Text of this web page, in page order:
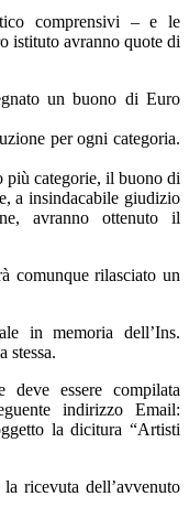
comprensivi – e le
istituto avranno quote di
un buono di Euro
per ogni categoria.
più categorie, il buono di
a insindacabile giudizio
avranno ottenuto il
comunque rilasciato un
in memoria dell’Ins.
stessa.
essere compilata
indirizzo Email:
la dicitura “Artisti
ricevuta dell’avvenuto